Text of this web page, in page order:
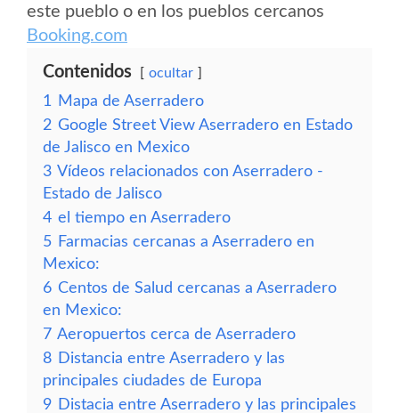
este pueblo o en los pueblos cercanos
Booking.com
Contenidos ocultar
1
Mapa de Aserradero
2 Google Street View Aserradero en Estado
de Jalisco en Mexico
3 Vídeos relacionados con Aserradero -
Estado de Jalisco
4 el tiempo en Aserradero
5 Farmacias cercanas a Aserradero en
Mexico:
6 Centos de Salud cercanas a Aserradero
en Mexico:
7 Aeropuertos cerca de Aserradero
8 Distancia entre Aserradero y las
principales ciudades de Europa
9 Distacia entre Aserradero y las principales